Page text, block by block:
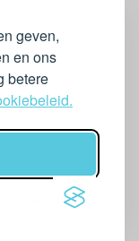
geven,
en ons
betere
you to reset